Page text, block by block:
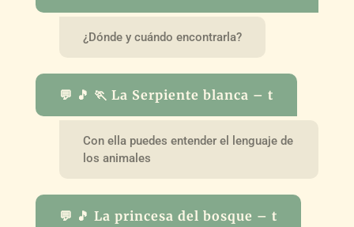
¿Dónde y cuándo encontrarla?
💬 🎵 🏃 La Serpiente blanca – t
Con ella puedes entender el lenguaje de
los animales
💬 🎵 La princesa del bosque – t